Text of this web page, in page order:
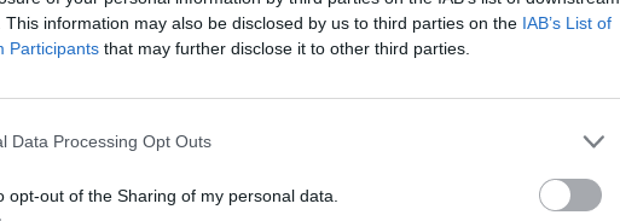
This information may also be disclosed by us to third parties on the IAB’s List of
Participants that may further disclose it to other third parties.
Data Processing Opt Outs
opt-out of the Sharing of my personal data.
ασπρόμαυρο φωτογραφικό υλικό.
ο Άγιος Φανούριος έγινε αφορμή να δημιουργηθούν διάφορες
λαό μας, ανάμεσα στις οποίες είναι και το εορταστικό έθιμο της